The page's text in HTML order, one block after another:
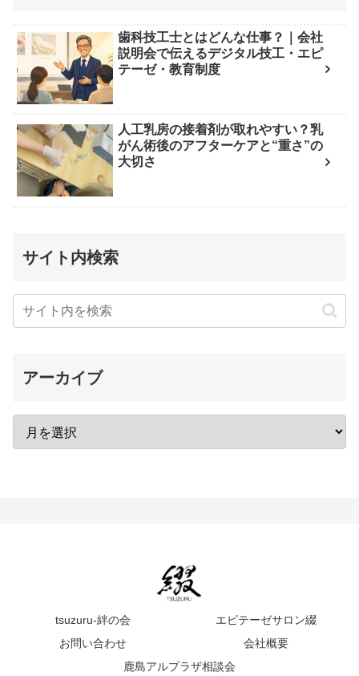
歯科技工士とはどんな仕事？｜会社
説明会で伝えるデジタル技工・エピ
テーゼ・教育制度
人工乳房の接着剤が取れやすい？乳
がん術後のアフターケアと“重さ”の
大切さ
サイト内検索
アーカイブ
tsuzuru-絆の会
エピテーゼサロン綴
お問い合わせ
会社概要
鹿島アルプラザ相談会